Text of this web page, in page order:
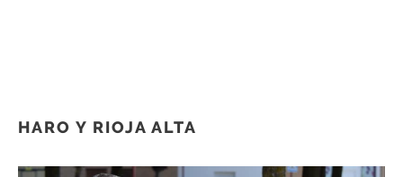
HARO Y RIOJA ALTA